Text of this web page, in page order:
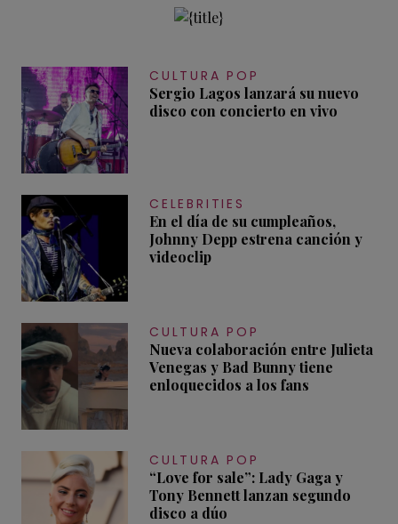
CULTURA POP
Sergio Lagos lanzará su nuevo
disco con concierto en vivo
CELEBRITIES
En el día de su cumpleaños,
Johnny Depp estrena canción y
videoclip
CULTURA POP
Nueva colaboración entre Julieta
Venegas y Bad Bunny tiene
enloquecidos a los fans
CULTURA POP
“Love for sale”: Lady Gaga y
Tony Bennett lanzan segundo
disco a dúo